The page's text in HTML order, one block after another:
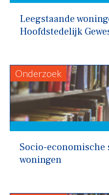
Leegstaande
Hoofdstedelijk
Onderzoek
Socio-economische
woningen